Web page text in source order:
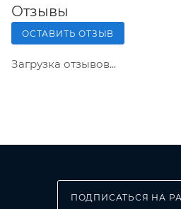
Отзывы
ОСТАВИТЬ ОТЗЫВ
Загрузка отзывов...
ПОДПИСАТЬСЯ НА